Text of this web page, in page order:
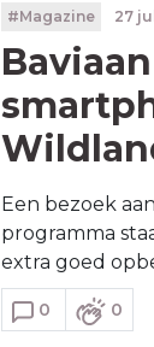
#Magazine 27
Een bezoek
programma
extra goed
0 0